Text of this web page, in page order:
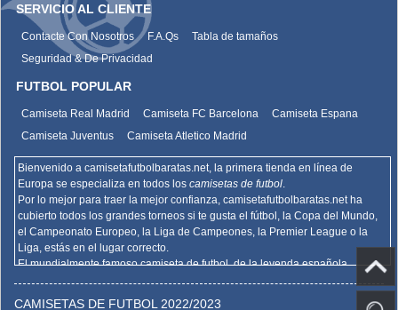
SERVICIO AL CLIENTE
Contacte Con Nosotros F.A.Qs
Tabla de tamaños
Seguridad & De Privacidad
FUTBOL POPULAR
Camiseta Real Madrid Camiseta FC Barcelona
Camiseta Espana
Camiseta Juventus
Camiseta Atletico Madrid
Bienvenido a camisetafutbolbaratas.net, la primera tienda en línea de
Europa se especializa en todos los camisetas de futbol.
Por lo mejor para traer la mejor confianza, camisetafutbolbaratas.netha
cubierto todos los grandes torneos si te gusta el fútbol, la Copa del Mundo,
el Campeonato Europeo, la Liga de Campeones, la Premier League o la
Liga, estás en el lugar correcto.
El mundialmente famoso camiseta de futbol, de la leyenda española
CAMISETAS DE FUTBOL 2022/2023